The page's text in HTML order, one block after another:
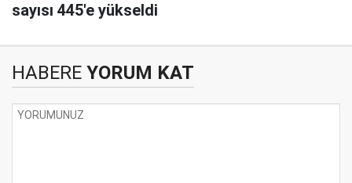
sayısı 445'e yükseldi
HABERE YORUM KAT